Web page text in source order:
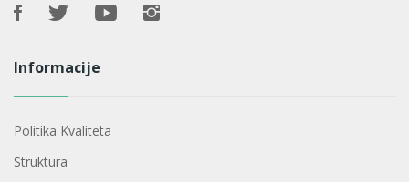
Informacije
Politika Kvaliteta
Struktura